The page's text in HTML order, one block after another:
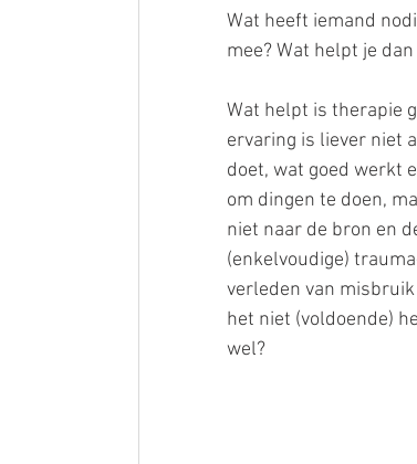
Wat heeft iemand
mee? Wat helpt je
Wat helpt is therapie
ervaring is liever niet
doet, wat goed werkt
om dingen te doen,
niet naar de bron en
(enkelvoudige)
verleden van
het niet (voldoende)
wel?